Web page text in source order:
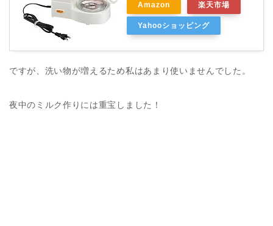
Amazon 楽天市場
Yahooショッピング
ですが、洗い物が増えるため私はあまり使いませんでした。
夜中のミルク作りには重宝しました！